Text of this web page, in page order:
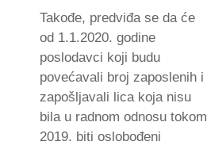
Takođe, predviđa se da će
od 1.1.2020. godine
poslodavci koji budu
povećavali broj zaposlenih i
zapošljavali lica koja nisu
bila u radnom odnosu tokom
2019. biti oslobođeni